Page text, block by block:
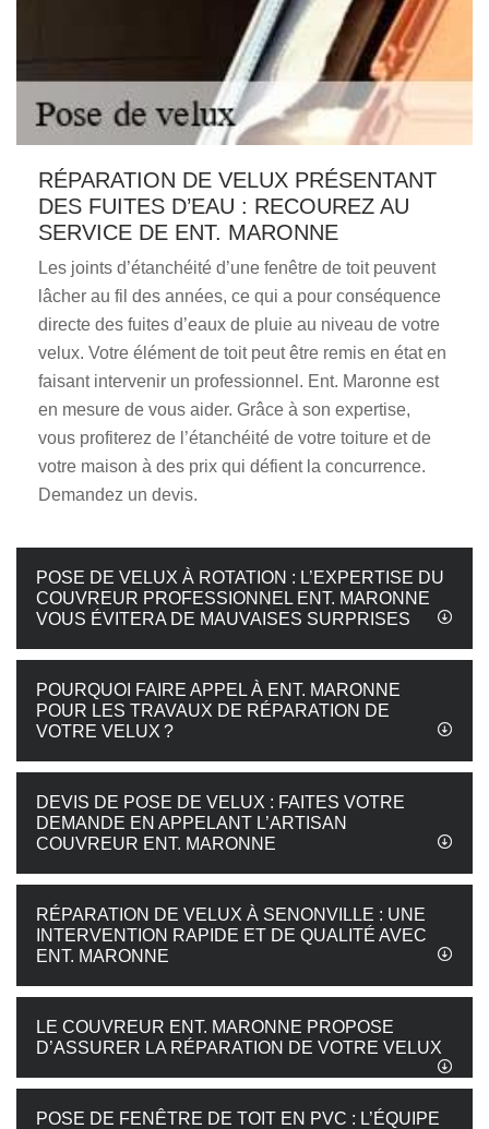
RÉPARATION DE VELUX PRÉSENTANT
DES FUITES D’EAU : RECOUREZ AU
SERVICE DE ENT. MARONNE
Les joints d’étanchéité d’une fenêtre de toit peuvent
lâcher au fil des années, ce qui a pour conséquence
directe des fuites d’eaux de pluie au niveau de votre
velux. Votre élément de toit peut être remis en état en
faisant intervenir un professionnel. Ent. Maronne est
en mesure de vous aider. Grâce à son expertise,
vous profiterez de l’étanchéité de votre toiture et de
votre maison à des prix qui défient la concurrence.
Demandez un devis.
POSE DE VELUX À ROTATION : L’EXPERTISE DU
COUVREUR PROFESSIONNEL ENT. MARONNE
VOUS ÉVITERA DE MAUVAISES SURPRISES
POURQUOI FAIRE APPEL À ENT. MARONNE
POUR LES TRAVAUX DE RÉPARATION DE
VOTRE VELUX ?
DEVIS DE POSE DE VELUX : FAITES VOTRE
DEMANDE EN APPELANT L’ARTISAN
COUVREUR ENT. MARONNE
RÉPARATION DE VELUX À SENONVILLE : UNE
INTERVENTION RAPIDE ET DE QUALITÉ AVEC
ENT. MARONNE
LE COUVREUR ENT. MARONNE PROPOSE
D’ASSURER LA RÉPARATION DE VOTRE VELUX
POSE DE FENÊTRE DE TOIT EN PVC : L’ÉQUIPE